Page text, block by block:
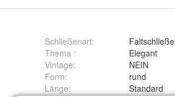
Schließenart:
Faltschließe
Thema :
Elegant
Vintage:
NEIN
Form:
rund
Länge: Standard